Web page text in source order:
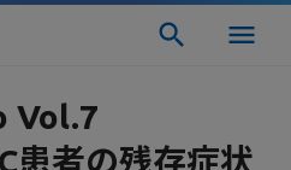
Vol.7
患者の残存症状